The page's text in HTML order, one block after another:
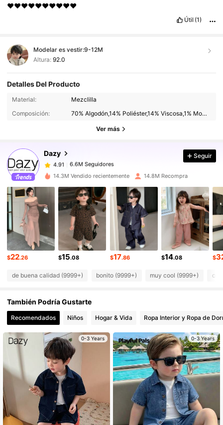
❤️❤️❤️❤️❤️❤️❤️❤️❤️❤️
Útil (1)
Modelar es vestir:9-12M
Altura: 92.0
Detalles Del Producto
Material:
Mezclilla
Composición:
70% Algodón,14% Poliéster,14% Viscosa,1% Modal,1% Lyocell
Ver más
Dazy
6.6M Seguidores
6.6M Seguidores
4.91
m***0seguidoHace 3 horas
4.91
4.91 6.6M Seguidores
4.91 6.6M Seguidores
6.6M Seguidores
6.6M Seguidores
4.91 6.6M Seguidores
Seguir
14.3M Vendido recientemente 14.8M Recompra
$22.26 $15.08 $17.86 $14.08 $
de buena calidad (9999+) bonito (9999+) muy cool (9999+)
También Podría Gustarte
Recomendados Niños Hogar & Vida Ropa Interior y Ropa de
0-3 Years 0-3 Years